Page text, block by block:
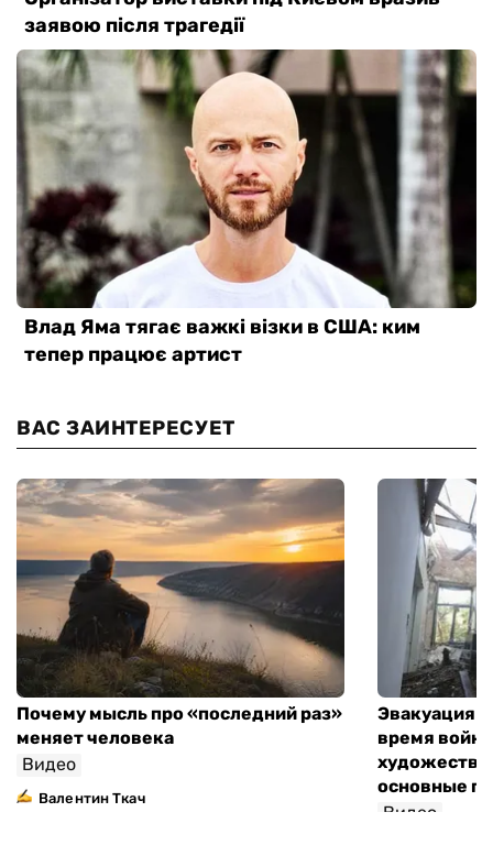
ВАС ЗАИНТЕРЕСУЕТ
Почему мысль про «последний раз»
меняет человека
Видео
Валентин Ткач
Эвакуация
время
основные
Видео